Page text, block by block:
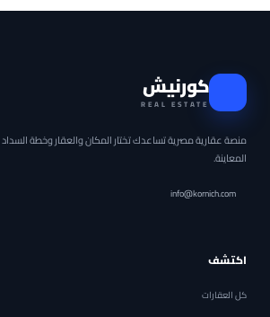
كورنيش
REAL ESTATE
منصة عقارية مصرية تساعدك تختار المكان والعقار وخطة
المعاينة.
info@kornich.com
اكتشف
كل العقارات